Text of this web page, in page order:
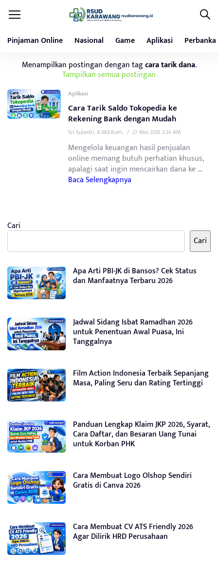
Pinjaman Online Nasional Game Aplikasi
Menampilkan postingan dengan tagcara tarik dana.
Tampilkan semua postingan
Aplikasi
Cara Tarik Saldo Tokopedia ke
Rekening Bank dengan Mudah
Sri Sulastri, A.Md.Kom. / 27 Mei 2026 3:34 AM
Mengelola keuangan hasil penjualan
online memang butuh perhatian khusus,
apalagi saat ingin mencairkan dana ke ...
Baca Selengkapnya
Cari
Cari
Apa Arti PBI-JK di Bansos? Cek Status
dan Manfaatnya Terbaru 2026
Jadwal Sidang Isbat Ramadhan 2026
untuk Penentuan Awal Puasa, Ini
Tanggalnya
Film Action Indonesia Terbaik Sepanjang
Masa, Paling Seru dan Rating Tertinggi
Panduan Lengkap Klaim JKP 2026, Syarat,
Cara Daftar, dan Besaran Uang Tunai
untuk Korban PHK
Cara Membuat Logo Olshop Sendiri
Gratis di Canva 2026
Cara Membuat CV ATS Friendly 2026
Agar Dilirik HRD Perusahaan